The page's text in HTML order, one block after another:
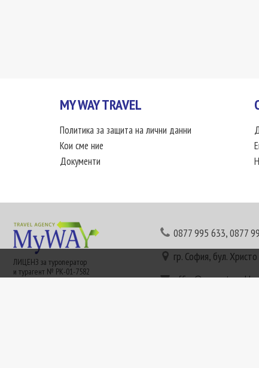
MY WAY TRAVEL
Политика за защита на лични данни
Кои сме ние
Документи
ЛИЦЕНЗ за туроператор
и турагент № РК-01-7582
0877 995 633,0877
гр. София, бул.
office@mywaytravel.bg